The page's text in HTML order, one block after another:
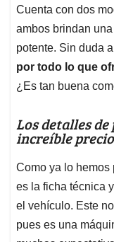
Cuenta con dos
ambos brindan
potente. Sin duda
por todo lo que
¿Es tan buena
Los detalles de
increíble precio
Como ya lo hemos
es la ficha técnica
el vehículo. Este
pues es una